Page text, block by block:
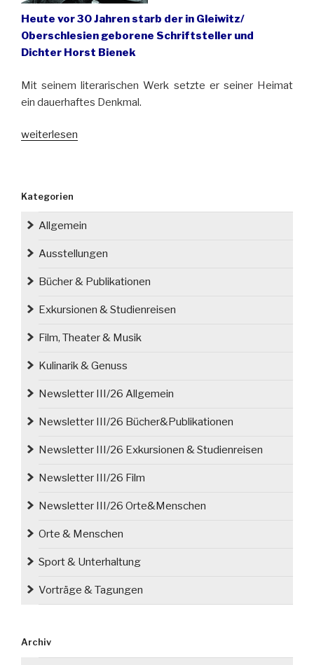
Heute vor 30 Jahren starb der in Gleiwitz/
Oberschlesien geborene Schriftsteller und
Dichter Horst Bienek
Mit seinem literarischen Werk setzte er seiner Heimat
ein dauerhaftes Denkmal.
„Horst
weiterlesen
Kategorien
Allgemein
Ausstellungen
Bücher & Publikationen
Exkursionen & Studienreisen
Film, Theater & Musik
Kulinarik & Genuss
Newsletter III/26 Allgemein
Newsletter III/26 Bücher&Publikationen
Newsletter III/26 Exkursionen & Studienreisen
Newsletter III/26 Film
Newsletter III/26 Orte&Menschen
Orte & Menschen
Sport & Unterhaltung
Vorträge & Tagungen
Archiv